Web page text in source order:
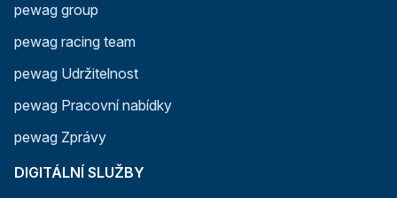
pewag group
pewag racing team
pewag Udržitelnost
pewag Pracovní nabídky
pewag Zprávy
DIGITÁLNÍ SLUŽBY